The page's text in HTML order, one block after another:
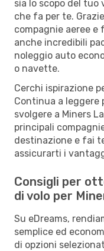
sia lo scopo del tuo
che fa per te.
compagnie aeree
anche incredibili
noleggio auto
o navette.
Cerchi ispirazione
Continua a
svolgere a Miners
principali
destinazione e fai
assicurarti i
Consigli per
di volo per
Su eDreams,
semplice ed
di opzioni